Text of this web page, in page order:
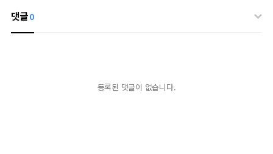
댓글0
등록된 댓글이 없습니다.